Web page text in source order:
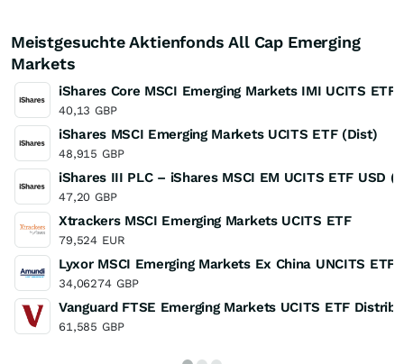
Meistgesuchte Aktienfonds All Cap Emerging
Markets
iShares Core MSCI Emerging Markets IMI UCITS ETF
40,13 GBP
iShares MSCI Emerging Markets UCITS ETF (Dist)
48,915 GBP
iShares III PLC – iShares MSCI EM UCITS ETF USD
47,20 GBP
Xtrackers MSCI Emerging Markets UCITS ETF
79,524 EUR
Lyxor MSCI Emerging Markets Ex China UNCITS ETF
34,06274 GBP
Vanguard FTSE Emerging Markets UCITS ETF
61,585 GBP